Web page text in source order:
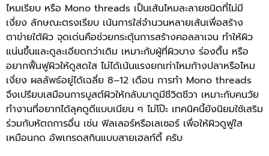
ไหมเรียบ หรือ Mono threads เป็นเส้นไหมละลายชนิดที่ไม่มี
เงี่ยง ลักษณะตรงเรียบ เน้นการใส่จำนวนหลายเส้นเพื่อสร้าง
ตาข่ายใต้ผิว จุดเด่นคือช่วยกระตุ้นการสร้างคอลลาเจน ทำให้ผิว
แน่นขึ้นและดูละเอียดกว่าเดิม เหมาะกับผู้ที่ผิวบาง ร่องตื้น หรือ
อยากฟื้นฟูผิวให้ดูสดใส ไม่ได้เน้นแรงยกเท่าไหมก้างปลาหรือไหม
เงี่ยง ผลลัพธ์อยู่ได้เฉลี่ย 8–12 เดือน การทำ Mono threads
จึงเปรียบเสมือนการบูสต์ผิวให้กลับมาดูมีชีวิตชีวา เหมาะกับคนวัย
ทำงานที่อยากได้ลุคดูดีแบบเนียน ๆ ไม่โป๊ะ เทคนิคนี้ยังนิยมใช้เสริม
ร่วมกับหัตถการอื่น เช่น ฟิลเลอร์หรือเลเซอร์ เพื่อให้ผิวดูฟูใส
เหมือนกด อัพเกรดสกินแบบสายเฮลท์ตี้ ครับ